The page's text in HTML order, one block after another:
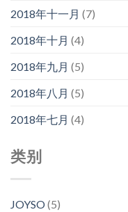
2018年十一月 (7)
2018年十月 (4)
2018年九月 (5)
2018年八月 (5)
2018年七月 (4)
类别
JOYSO(5)